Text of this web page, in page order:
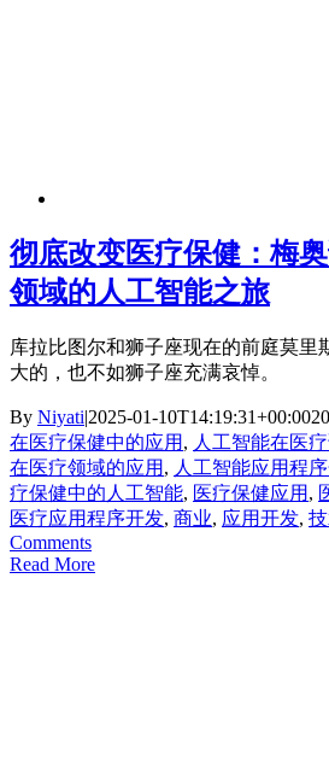
彻底改变医疗保健：梅
领域的人工智能之旅
库拉比图尔和狮子座现在的前庭莫里
大的，也不如狮子座充满哀悼。
By Niyati|2025-01-10T14:19:31+00:00
在医疗保健中的应用 , 人工智能在医
在医疗领域的应用 , 人工智能应用程
疗保健中的人工智能, 医疗保健应用 ,
医疗应用程序开发, 商业, 应用开发,
Comments
Read More